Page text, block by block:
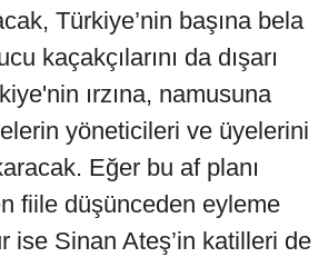
Türkiye’nin başına bela
kaçakçılarını da dışarı
ırzına, namusuna
yöneticileri ve üyelerini
Eğer bu af planı
fiile düşünceden eyleme
ise Sinan Ateş’in katilleri de